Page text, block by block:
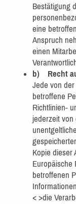
Bestätigung
eine
Anspruch
einen
b) Recht
Jede von
betroffene
Richtlinien-
jederzeit von
Kopie dieser
Europäische
betroffenen
< >die